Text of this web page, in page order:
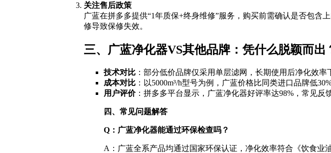
关注售后政策
广蓝在拼多多提供“1年质保+终身维修”服务，购买前需确认是否包
修导致保修失效。
三、广蓝净化器VS其他品牌：凭什么脱颖而出
技术对比 ：部分低价品牌仅采用单层滤网，长期使用后净化效
成本对比 ：以5000m³/h型号为例，广蓝价格比同类进口品牌低
用户评价：拼多多平台显示，广蓝净化器好评率达98%，常见反
四、常见问题解答
Q：广蓝净化器能通过环保检查吗？
A：广蓝全系产品均通过国家环保认证，净化效率符合《饮食业